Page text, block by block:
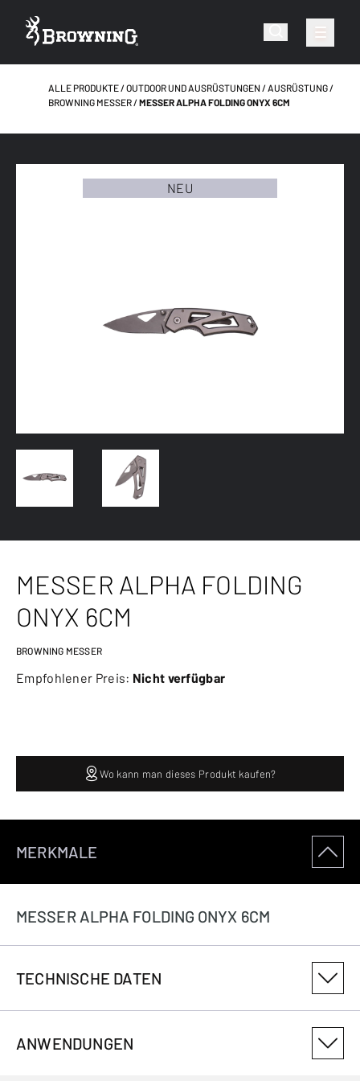
ALLE PRODUKTE OUTDOOR UND AUSRÜSTUNGEN
AUSRÜSTUNG
BROWNING MESSER
MESSER ALPHA FOLDING ONYX 6CM
NEU
MESSER ALPHA FOLDING
ONYX 6CM
BROWNING MESSER
Empfohlener Preis: Nicht verfügbar
Wo kann man dieses Produkt kaufen?
MERKMALE
MESSER ALPHA FOLDING ONYX 6CM
TECHNISCHE DATEN
3222502
ANWENDUNGEN